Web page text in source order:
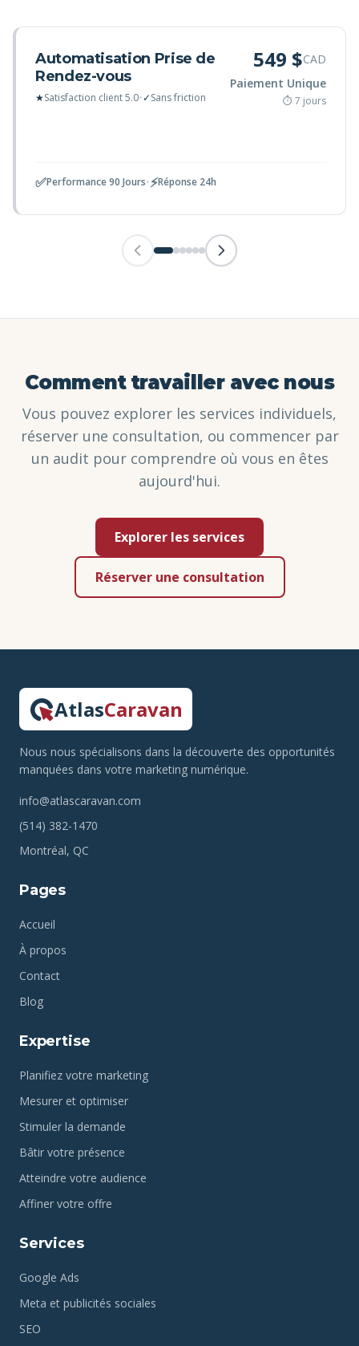
Automatisation Prise de
Rendez-vous
★Satisfaction client 5.0•✓Sans friction
549 $CAD
Paiement Unique
⏱ 7 jours
✅Performance 90 Jours•⚡Réponse 24h
Comment travailler avec nous
Vous pouvez explorer les services individuels,
réserver une consultation, ou commencer par
un audit pour comprendre où vous en êtes
aujourd'hui.
Explorer les services
Réserver une consultation
AtlasCaravan
Nous nous spécialisons dans la découverte des opportunités
manquées dans votre marketing numérique.
info@atlascaravan.com
(514) 382-1470
Montréal, QC
Pages
Accueil
À propos
Contact
Blog
Expertise
Planifiez votre marketing
Mesurer et optimiser
Stimuler la demande
Bâtir votre présence
Atteindre votre audience
Affiner votre offre
Services
Google Ads
Meta et publicités sociales
SEO